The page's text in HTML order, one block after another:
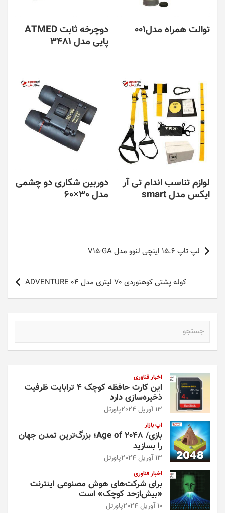
توالت همراه مدل001
دوچرخه ثابت ATMED
پایی مدل 3481
لوازم تناسب اندام تی آر
ایکس مدل smart
دوربین شکاری دو چشمی
مدل 30×60
راهبری
نوشتهلپ تاپ 15.6 اینچی لنوو مدل V15-GA
کوله پشتی کوهنوردی 70 لیتری مدل ADVENTURE 04
اخبار فناوری
این کارت حافظه کوچک ۴ ترابایت ظرفیت
ذخیره‌سازی دارد
13 آوریل 2024 پاورتل
اپ بازار
بازی/ Age of 2048؛ بزرگ‌ترین تمدن جهان
را بسازید
13 آوریل 2024 پاورتل
اخبار فناوری
برای شرکت‌های هوش مصنوعی اینترنت
«بیش‌از‌حد کوچک» است
10 آوریل 2024 پاورتل